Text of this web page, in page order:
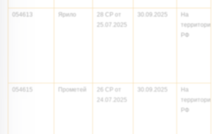
054613 Ярило
28 СР от
25.07.2025
30.09.2025
На
территории
РФ
054615 Прометей
26 СР от
24.07.2025
30.09.2025
На
территории
РФ